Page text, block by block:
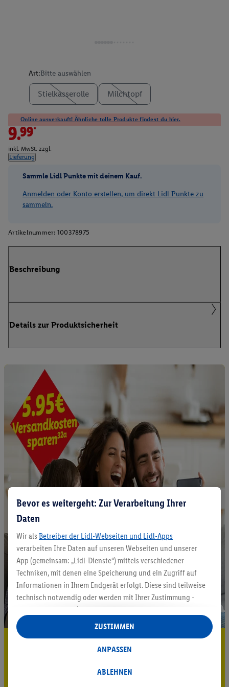
Art:Bitte auswählen
Stielkasserolle Milchtopf
Online ausverkauft! Ähnliche tolle Produkte findest du hier.
9.99*
inkl. MwSt. zzgl.
Lieferung
Sammle Lidl Punkte mit deinem Kauf.
Anmelden oder Konto erstellen, um direkt Lidl Punkte zu
sammeln.
Artikelnummer: 100378975
Beschreibung
Details zur Produktsicherheit
5.95 € Versand sparen³²ᵃ
Bevor es weitergeht: Zur Verarbeitung Ihrer
Daten
Wir als Betreiber der Lidl-Webseiten und Lidl-Apps
verarbeiten Ihre Daten auf unseren Webseiten und unserer
App (gemeinsam: „Lidl-Dienste“) mittels verschiedener
Techniken, mit denen eine Speicherung und ein Zugriff auf
Informationen in Ihrem Endgerät erfolgt. Diese sind teilweise
technisch notwendig oder werden mit Ihrer Zustimmung -
auch durch Partner (u.a.
Verantwortliche; im Zusammenhang mit dem IAB TCF
insgesamt
Statistik-Erstellung oder für personalisierte Werbung
Datenverarbeitungen für personalisierte Werbung werden
ABLEHNEN
ANPASSEN
ZUSTIMMEN